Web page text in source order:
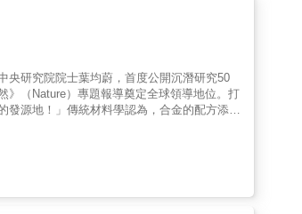
。」(1913年諾貝爾文學獎得主泰戈爾語)
辜嚴倬雲植物保種中心，以「諾亞方舟」
石、紹興老酒、神佛雕像等，是他百無禁忌
然、對生命、對大地的愛和關懷，傳承給下
製作人、節目主持人 孫大川 東華大學原
美國國家科學院院士 陳怡蓁 趨勢教育基金
特聘教授 童子賢 和碩聯合科技董事長 須
人生吧！──王榮文 & 一本超乎想像的類自
偉忠 & 由於家維兄的存在，科學不再是令人
扇門，包含人生至大的生死之門，只是希望
研究院院士葉均蔚，首度公開沉潛研究50
》（Nature）專題報導奠定全球領導地位。打
發源地！」傳統材料學認為，合金的配方添加
金屬調和學」，更可被應用在半導體、AI晶
大的科學家，更是一位充滿正能量的「教授
貓眼，到走入廚房守護食安的抗菌「熵合金